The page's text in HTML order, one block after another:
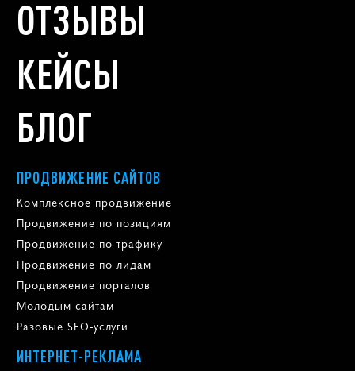
ОТЗЫВЫ
КЕЙСЫ
БЛОГ
ПРОДВИЖЕНИЕ САЙТОВ
Комплексное продвижение
Продвижение по позициям
Продвижение по трафику
Продвижение по лидам
Продвижение порталов
Молодым сайтам
Разовые SEO-услуги
ИНТЕРНЕТ-РЕКЛАМА